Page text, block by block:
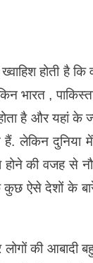
ख्वाहिश होती
भारत ,
है और यहां के
लेकिन दुनिया
होने की वजह से
ऐसे देशों के
की आबादी